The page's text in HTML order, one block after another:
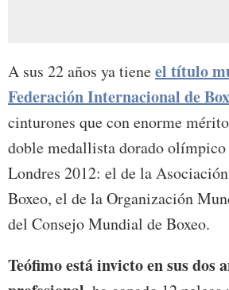
A sus 22 años ya tieneel título
Federación Internacional de
cinturones que con enorme
doble medallista dorado
Londres 2012: el de la
Boxeo, el de la Organización
del Consejo Mundial de Boxeo.
Teófimo está invicto en sus dos